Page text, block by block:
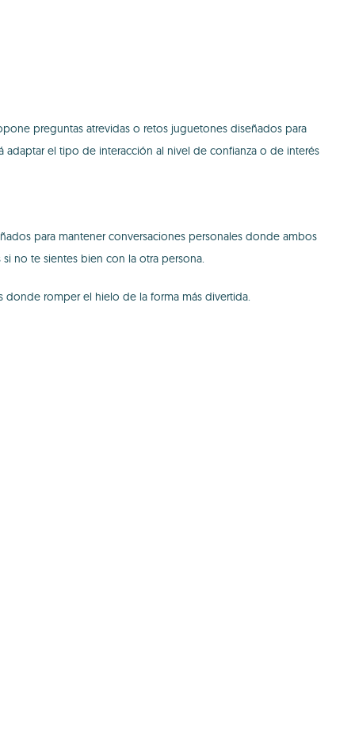
preguntas atrevidas o retos juguetones diseñados para
el tipo de interacción al nivel de confianza o de interés
para mantener conversaciones personales donde ambos
no te sientes bien con la otra persona.
donde romper el hielo de la forma más divertida.